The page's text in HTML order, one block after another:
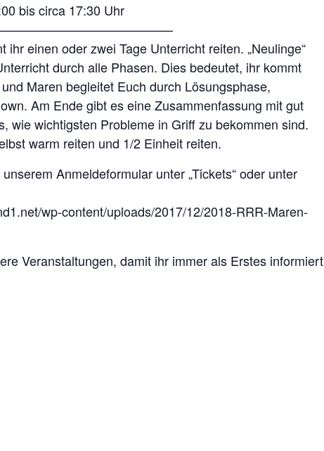
bis circa 17:30 Uhr
ihr einen oder zwei Tage Unterricht reiten. „Neulinge“
durch alle Phasen. Dies bedeutet, ihr kommt
Maren begleitet Euch durch Lösungsphase,
Am Ende gibt es eine Zusammenfassung mit gut
wie wichtigsten Probleme in Griff zu bekommen sind.
warm reiten und 1/2 Einheit reiten.
Anmeldeformular unter „Tickets“ oder unter
wp-content/uploads/2017/12/2018-RRR-Maren-
Veranstaltungen, damit ihr immer als Erstes informiert